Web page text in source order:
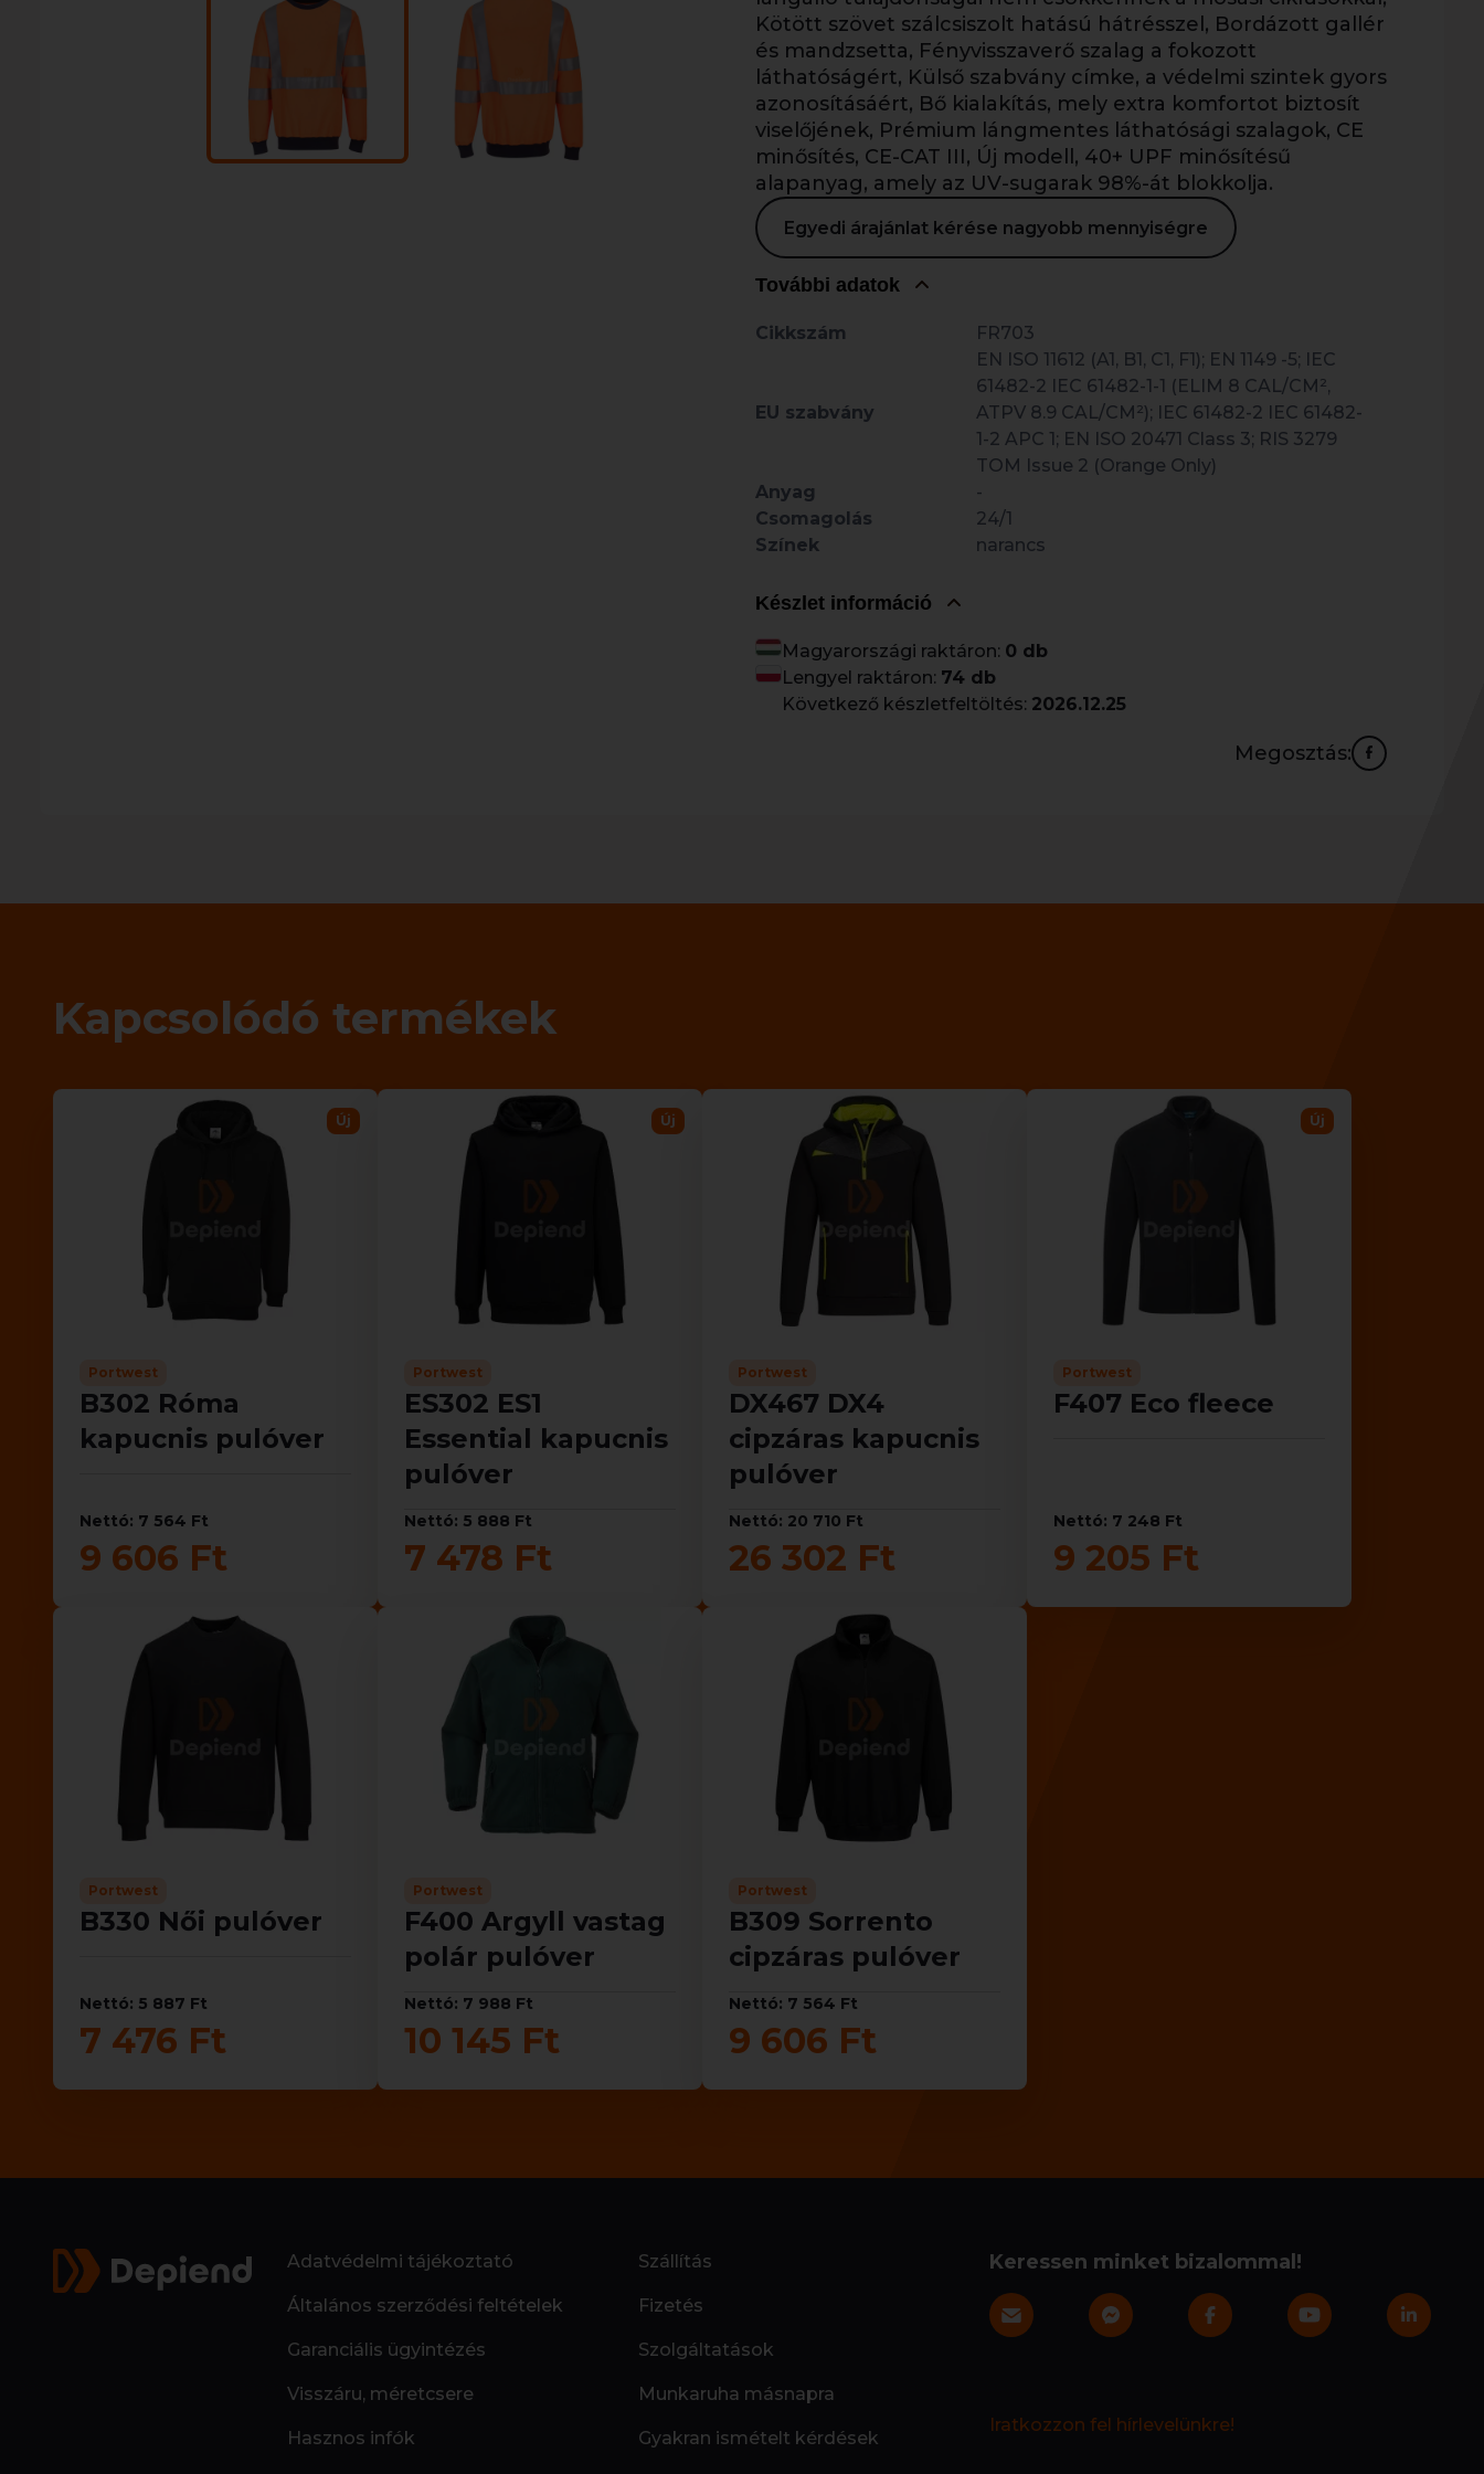
Kötött szövet szálcsiszolt hatású hátrésszel, Bordázott gallér
és mandzsetta, Fényvisszaverő szalag a fokozott
láthatóságért, Külső szabvány címke, a védelmi szintek gyors
azonosításáért, Bő kialakítás, mely extra komfortot biztosít
viselőjének, Prémium lángmentes láthatósági szalagok, CE
minősítés, CE-CAT III, Új modell, 40+ UPF minősítésű
alapanyag, amely az UV-sugarak 98%-át blokkolja.
Egyedi árajánlat kérése nagyobb mennyiségre
További adatok
Cikkszám FR703
EU szabvány
EN ISO 11612 (A1, B1, C1, F1); EN 1149 -5; IEC
61482-2 IEC 61482-1-1 (ELIM 8 CAL/CM²,
ATPV 8.9 CAL/CM²); IEC 61482-2 IEC 61482-
1-2 APC 1; EN ISO 20471 Class 3; RIS 3279
TOM Issue 2 (Orange Only)
Anyag
-
Csomagolás
24/1
Színek
narancs
Készlet információ
Magyarországi raktáron: 0 db
Lengyel raktáron: 74 db
Következő készletfeltöltés: 2026.12.25
Megosztás:
Kapcsolódó termékek
Új
Portwest
B302 Róma
kapucnis pulóver
Nettó: 7 564 Ft
9 606 Ft
Új
Portwest
ES302 ES1
Essential kapucnis
pulóver
Nettó: 5 888 Ft
7 478 Ft
Portwest
DX467 DX4
cipzáras kapucnis
pulóver
Nettó: 20 710 Ft
26 302 Ft
Új
Portwest
F407 Eco fleece
Nettó: 7 248 Ft
9 205 Ft
Portwest
B330 Női pulóver
Nettó: 5 887 Ft
7 476 Ft
Portwest
F400 Argyll vastag
polár pulóver
Nettó: 7 988 Ft
10 145 Ft
Portwest
B309 Sorrento
cipzáras pulóver
Nettó: 7 564 Ft
9 606 Ft
Adatvédelmi tájékoztató
Általános szerződési feltételek
Garanciális ügyintézés
Visszáru, méretcsere
Hasznos infók
Szállítás
Fizetés
Szolgáltatások
Munkaruha másnapra
Gyakran ismételt kérdések
Keressen minket bizalommal!
Iratkozzon fel hírlevelünkre!